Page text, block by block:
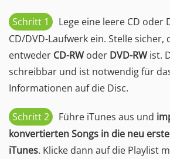
Schritt 1
Lege eine leere CD oder
CD/DVD-Laufwerk ein. Stelle sicher,
entweder CD-RWoder DVD-RWist.
schreibbar und ist notwendig für
Informationen auf die Disc.
Schritt 2 Führe iTunes aus und
konvertierten Songs in die neu
iTunes. Klicke dann auf die Playlist